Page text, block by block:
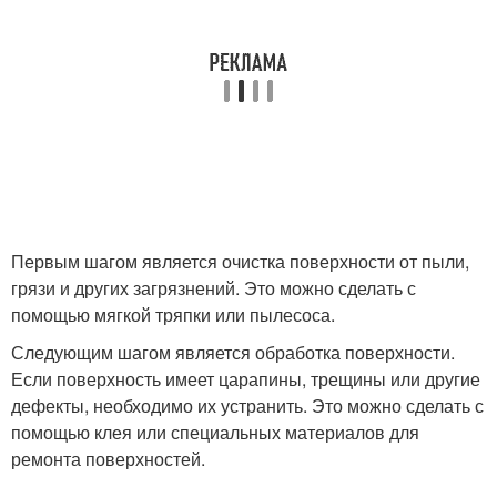
Первым шагом является очистка поверхности от пыли,
грязи и других загрязнений. Это можно сделать с
помощью мягкой тряпки или пылесоса.
Следующим шагом является обработка поверхности.
Если поверхность имеет царапины, трещины или другие
дефекты, необходимо их устранить. Это можно сделать с
помощью клея или специальных материалов для
ремонта поверхностей.